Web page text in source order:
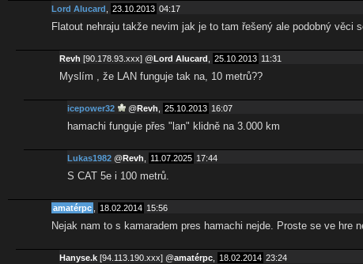
Lord Alucard 23.10.2013 04:17
Flatout nehraju takže nevim jak je to tam řešený ale podobný věci
Revh [90.178.93.xxx] @Lord Alucard 25.10.2013 11:31
Myslím , že LAN funguje tak na, 10 metrů??
icepower32 @Revh 25.10.2013 16:07
hamachi funguje přes "lan" klidně na 3.000 km
Lukas1982 @Revh 11.07.2025 17:44
S CAT 5e i 100 metrů.
amatérpc 18.02.2014 15:56
Nejak nam to s kamaradem pres hamachi nejde. Proste se ve hre
Hanyse.k [94.113.190.xxx] @amatérpc 18.02.2014 23:24